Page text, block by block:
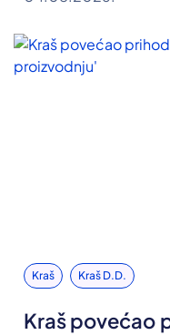
Kraš Kraš D.d.
Kraš povećao